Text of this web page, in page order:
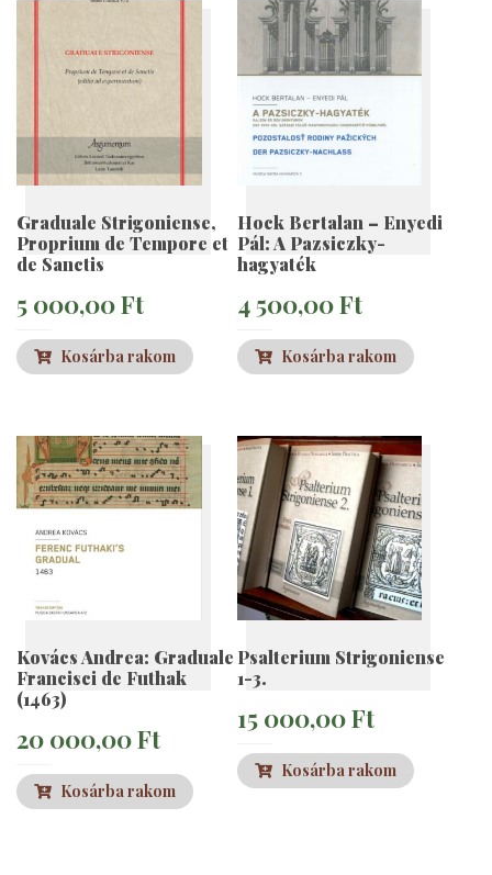
Graduale Strigoniense,
Proprium de Tempore et
de Sanctis
5 000,00Ft
Kosárba rakom
Hock Bertalan – Enyedi
Pál: A Pazsiczky-
hagyaték
4 500,00Ft
Kosárba rakom
Kovács Andrea: Graduale
Francisci de Futhak
(1463)
20 000,00Ft
Kosárba rakom
Psalterium Strigoniense
1-3.
15 000,00Ft
Kosárba rakom